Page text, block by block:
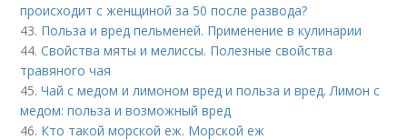
происходит с женщиной за 50 после развода?
43. Польза и вред пельменей. Применение в кулинарии
44.Свойства мяты и мелиссы. Полезные свойства
травяного чая
45.Чай с медом и лимоном вред и польза и вред. Лимон с
медом: польза и возможный вред
46. Кто такой морской еж. Морской еж